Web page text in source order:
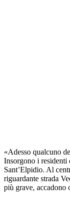
«Adesso qualcuno
Insorgono i residenti
Sant’Elpidio. Al
riguardante strada
più grave, accadono